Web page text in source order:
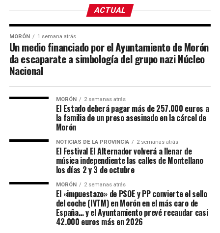
ACTUAL
MORÓN 1 semana atrás
Un medio financiado por el Ayuntamiento de Morón
da escaparate a simbología del grupo nazi Núcleo
Nacional
MORÓN 2 semanas atrás
El Estado deberá pagar más de 257.000 euros a
la familia de un preso asesinado en la cárcel de
Morón
NOTICIAS DE LA PROVINCIA 2 semanas atrás
El Festival El Alternador volverá a llenar de
música independiente las calles de Montellano
los días 2 y 3 de octubre
MORÓN 2 semanas atrás
El «impuestazo» de PSOE y PP convierte el sello
del coche (IVTM) en Morón en el más caro de
España… y el Ayuntamiento prevé recaudar casi
42.000 euros más en 2026